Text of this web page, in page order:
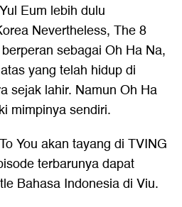
Eum lebih dulu
Nevertheless, The 8
sebagai Oh Ha Na,
yang telah hidup di
sejak lahir. Namun Oh Ha
mimpinya sendiri.
You akan tayang di TVING
terbarunya dapat
Bahasa Indonesia di Viu.